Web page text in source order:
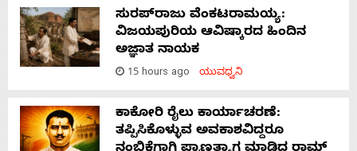
ಸುರಪ್‌ರಾಜು ವೆಂಕಟರಾಮಯ್ಯ:
ವಿಜಯಪುರಿಯ ಆವಿಷ್ಕಾರದ ಹಿಂದಿನ
ಅಜ್ಞಾತ ನಾಯಕ
15 hours ago ಯುವಧ್ವನಿ
ಕಾಕೋರಿ ರೈಲು ಕಾರ್ಯಾಚರಣೆ:
ತಪ್ಪಿಸಿಕೊಳ್ಳುವ ಅವಕಾಶವಿದ್ದರೂ